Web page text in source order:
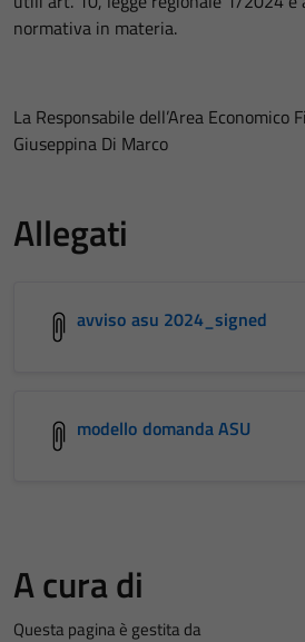
normativa in materia.
La Responsabile dell’Area Economico
Giuseppina Di Marco
Allegati
avviso asu 2024_signed
modello domanda ASU
A cura di
Questa pagina è gestita da